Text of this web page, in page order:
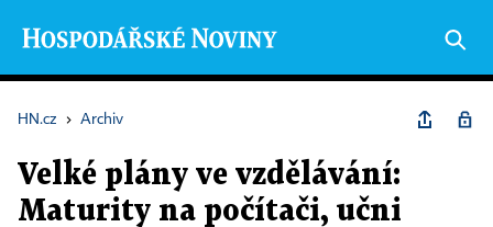
HN.cz › Archiv
Velké plány ve vzdělávání:
Maturity na počítači, učni